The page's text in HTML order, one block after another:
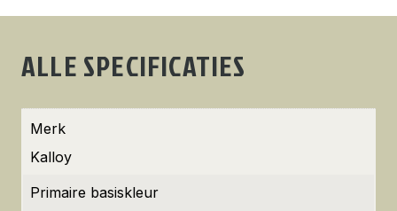
ALLE SPECIFICATIES
Merk
Kalloy
Primaire basiskleur